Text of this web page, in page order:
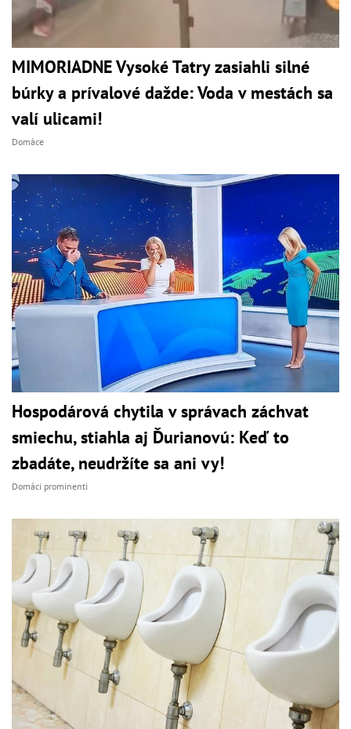
MIMORIADNE Vysoké Tatry zasiahli silné
búrky a prívalové dažde: Voda v mestách sa
valí ulicami!
Domáce
Hospodárová chytila v správach záchvat
smiechu, stiahla aj Ďurianovú: Keď to
zbadáte, neudržíte sa ani vy!
Domáci prominenti